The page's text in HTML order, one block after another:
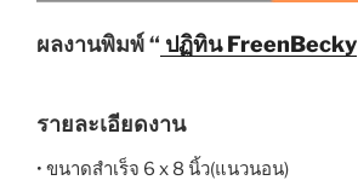
ผลงานพิมพ์ “ ปฏิทิน FreenBecky
รายละเอียดงาน
• ขนาดสำเร็จ 6 x 8 นิ้ว(แนวนอน)